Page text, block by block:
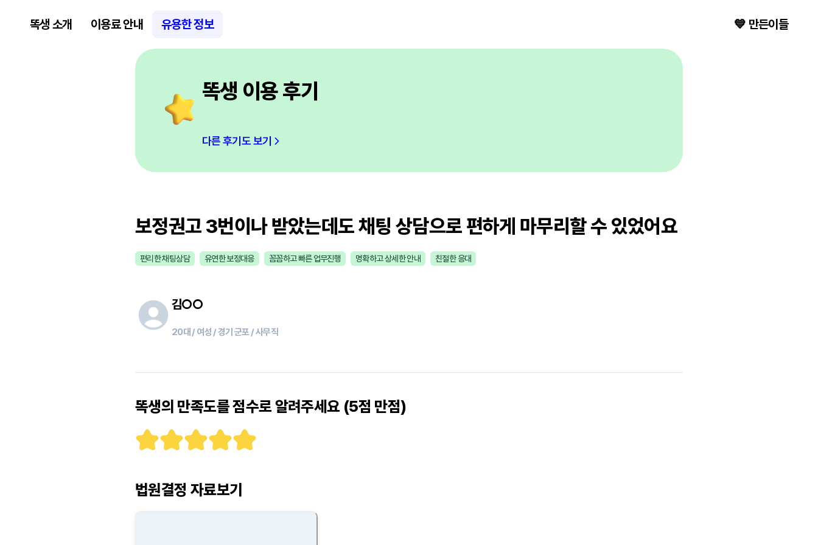
똑생 소개 이용료 안내 유용한 정보 💙 만든이들
똑생 이용 후기
다른 후기도 보기
보정권고 3번이나 받았는데도 채팅 상담으로 편하게 마무리할 수 있었어요
편리한 채팅상담 유연한 보정대응 꼼꼼하고 빠른 업무진행 명확하고 상세한 안내 친절한 응대
김○○
20대 / 여성 / 경기 군포 / 사무직
똑생의 만족도를 점수로 알려주세요 (5점 만점)
법원결정 자료보기